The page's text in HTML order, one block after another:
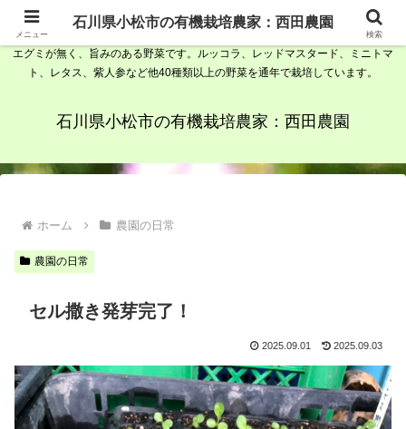
石川県小松市の有機栽培農家、西田農園です。野菜ソムリエで農家が栽培して
いる有機野菜は、植物性由来の素材を発酵させて出来た肥料、堆肥を使用して
エグミが無く、旨みのある野菜です。ルッコラ、レッドマスタード、ミニトマ
ト、レタス、紫人参など他40種類以上の野菜を通年で栽培しています。
石川県小松市の有機栽培農家：西田農園
ホーム 農園の日常
農園の日常
セル撒き発芽完了！
2025.09.01 2025.09.03
メニュー
石川県小松市の有機栽培農家：西田農園
検索